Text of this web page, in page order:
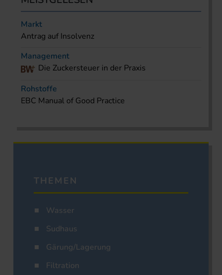
Markt
Antrag auf Insolvenz
Management
Die Zuckersteuer in der Praxis
Rohstoffe
EBC Manual of Good Practice
THEMEN
Wasser
Sudhaus
Gärung/Lagerung
Filtration